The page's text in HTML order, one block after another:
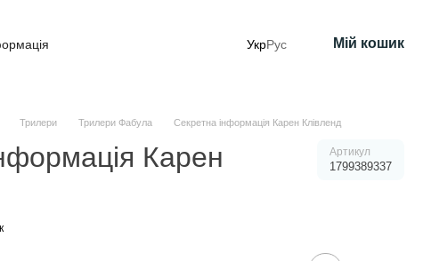
УкрРус Мій кошик
Трилери Трилери Фабула Секретна інформація Карен Клівленд
Карен
Артикул
1799389337